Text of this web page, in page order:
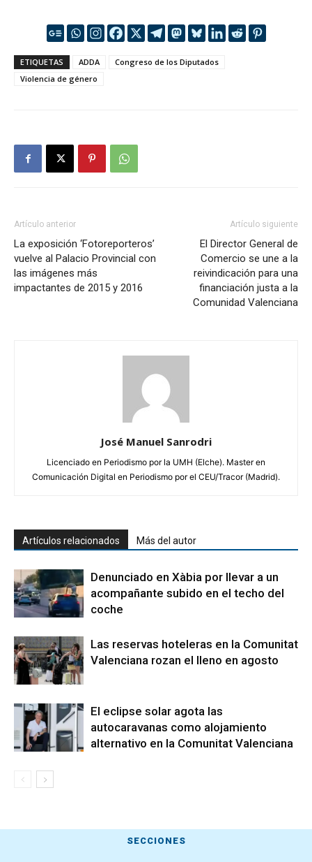
ETIQUETAS ADDA
Congreso de los Diputados
Violencia de género
Artículo anterior
La exposición ‘Fotoreporteros’
vuelve al Palacio Provincial con
las imágenes más
impactantes de 2015 y 2016
Artículo siguiente
El Director General de
Comercio se une a la
reivindicación para una
financiación justa a la
Comunidad Valenciana
José Manuel Sanrodri
Licenciado en Periodismo por la UMH (Elche). Master en
Comunicación Digital en Periodismo por el CEU/Tracor (Madrid).
Artículos relacionados Más del autor
Denunciado en Xàbia por llevar a un
acompañante subido en el techo del
coche
Las reservas hoteleras en la Comunitat
Valenciana rozan el lleno en agosto
El eclipse solar agota las
autocaravanas como alojamiento
alternativo en la Comunitat Valenciana
SECCIONES